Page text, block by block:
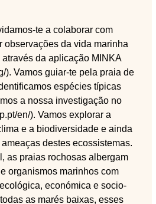
te a colaborar com
observações da vida marinha
da aplicação MINKA
). Vamos guiar-te pela praia de
espécies típicas
a nossa investigação no
en/). Vamos explorar a
e a biodiversidade e ainda
destes ecossistemas.
as praias rochosas albergam
organismos marinhos com
económica e socio-
as marés baixas, esses